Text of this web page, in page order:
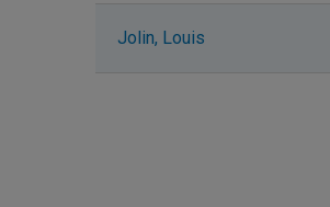
Jolin, Louis